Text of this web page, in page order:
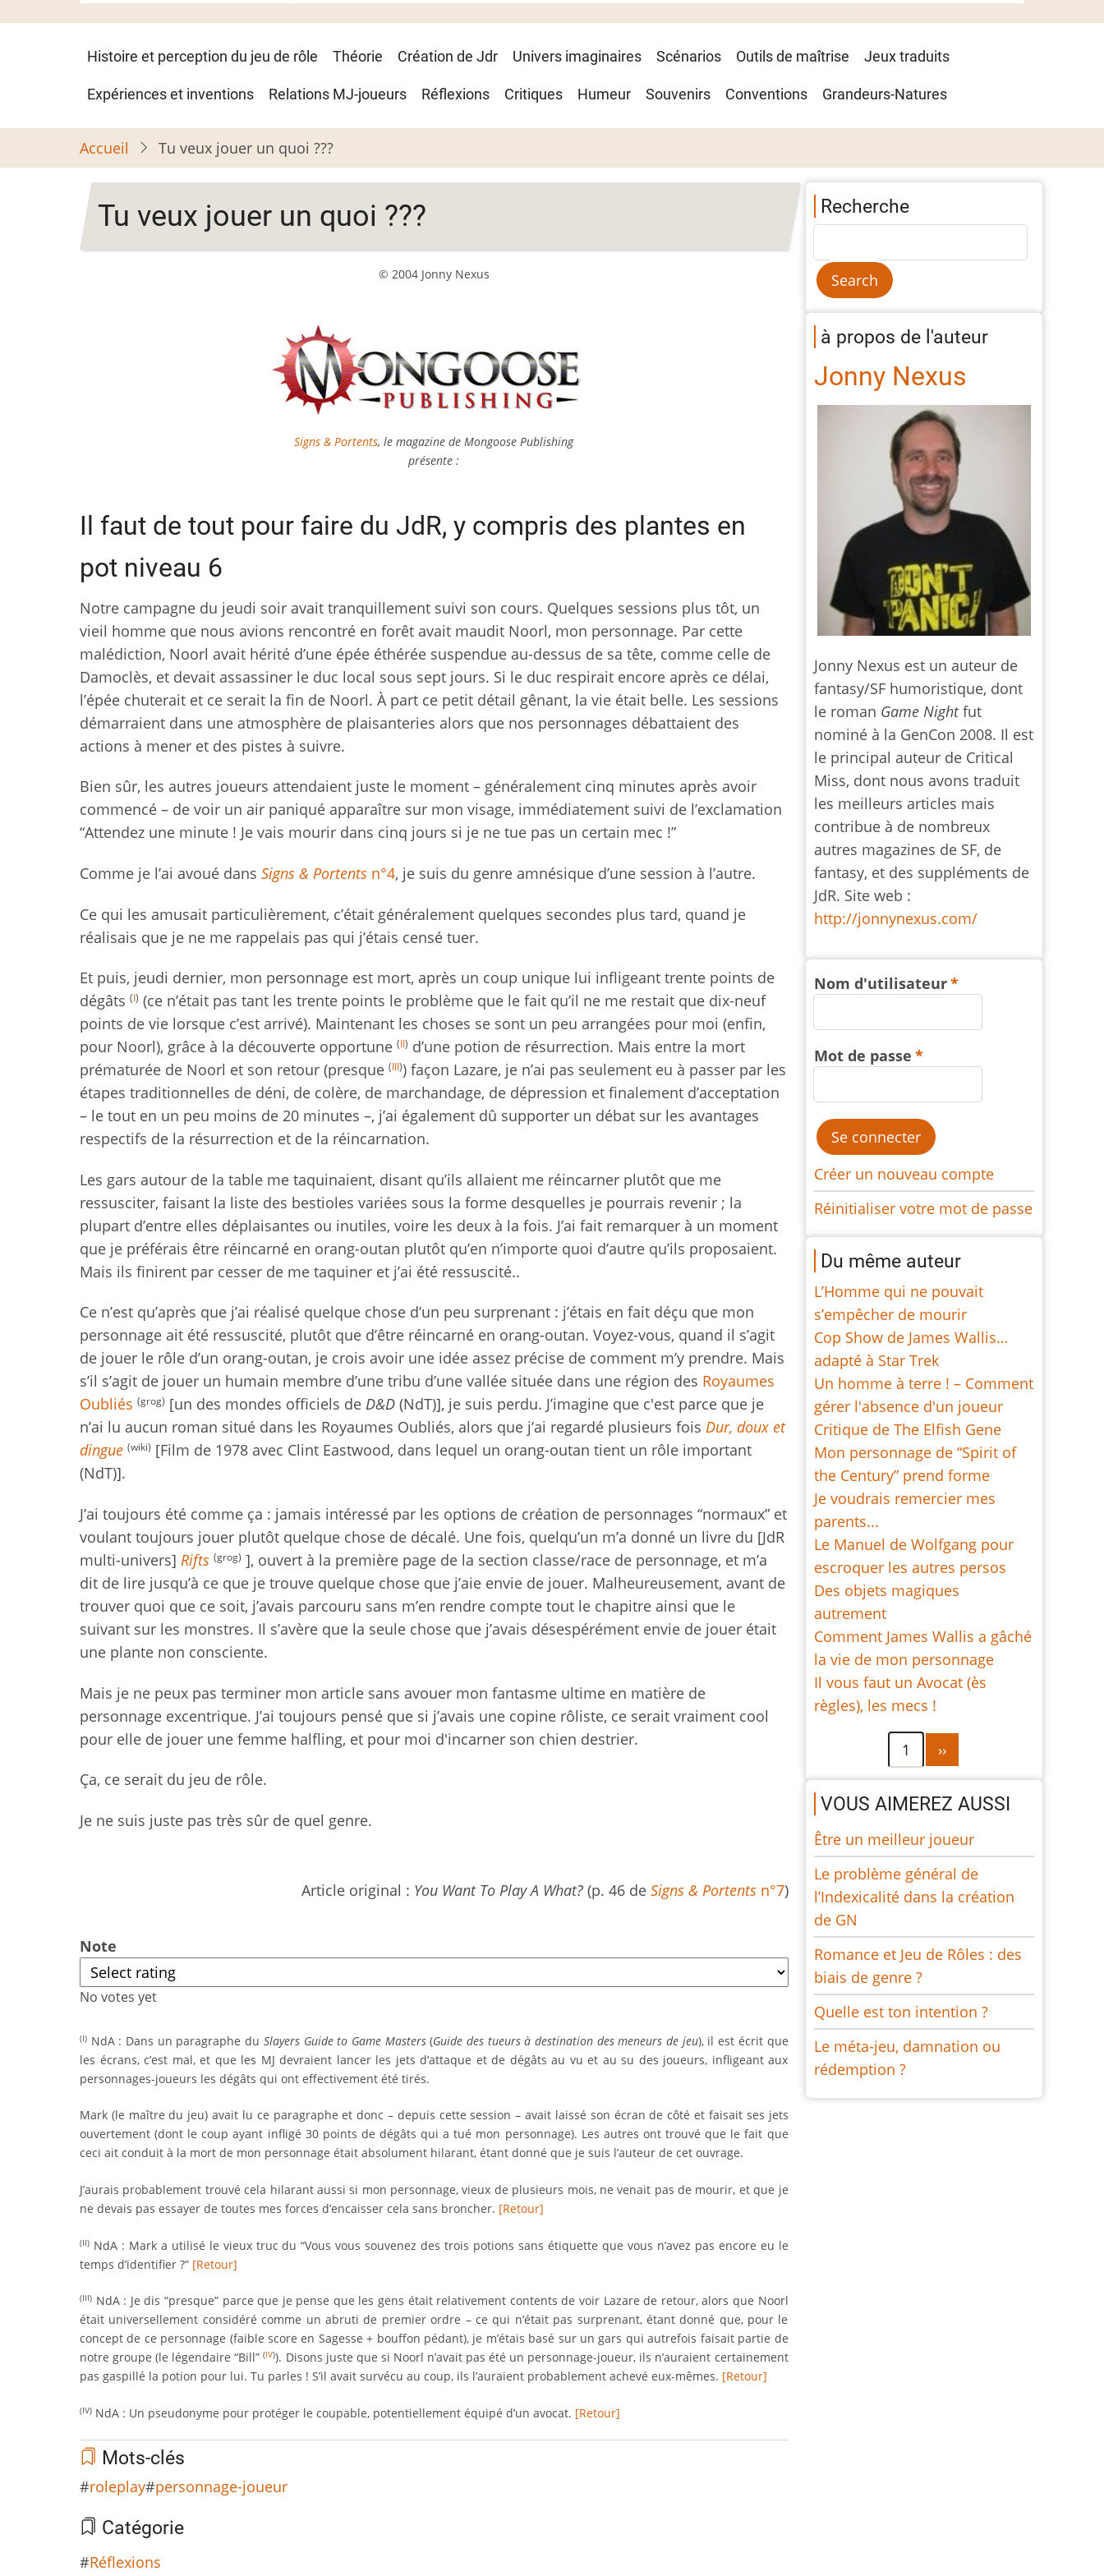
Navigation
principale
Histoire et perception du jeu de rôle Théorie Création de Jdr Univers imaginaires Scénarios Outils de maîtrise Jeux traduits
Expériences et inventions Relations MJ-joueurs Réflexions Critiques Humeur Souvenirs Conventions Grandeurs-Natures
Accueil Tu veux jouer un quoi ???
Tu veux jouer un quoi ???
© 2004 Jonny Nexus
Signs & Portents, le magazine de Mongoose Publishing
présente :
Il faut de tout pour faire du JdR, y compris des plantes en
pot niveau 6
Notre campagne du jeudi soir avait tranquillement suivi son cours. Quelques sessions plus tôt, un
vieil homme que nous avions rencontré en forêt avait maudit Noorl, mon personnage. Par cette
malédiction, Noorl avait hérité d’une épée éthérée suspendue au-dessus de sa tête, comme celle de
Damoclès, et devait assassiner le duc local sous sept jours. Si le duc respirait encore après ce délai,
l’épée chuterait et ce serait la fin de Noorl. À part ce petit détail gênant, la vie était belle. Les sessions
démarraient dans une atmosphère de plaisanteries alors que nos personnages débattaient des
actions à mener et des pistes à suivre.
Bien sûr, les autres joueurs attendaient juste le moment – généralement cinq minutes après avoir
commencé – de voir un air paniqué apparaître sur mon visage, immédiatement suivi de l’exclamation
“Attendez une minute ! Je vais mourir dans cinq jours si je ne tue pas un certain mec !”
Comme je l’ai avoué dans Signs & Portents n°4, je suis du genre amnésique d’une session à l’autre.
Ce qui les amusait particulièrement, c’était généralement quelques secondes plus tard, quand je
réalisais que je ne me rappelais pas qui j’étais censé tuer.
Et puis, jeudi dernier, mon personnage est mort, après un coup unique lui infligeant trente points de
dégâts (I) (ce n’était pas tant les trente points le problème que le fait qu’il ne me restait que dix-neuf
points de vie lorsque c’est arrivé). Maintenant les choses se sont un peu arrangées pour moi (enfin,
pour Noorl), grâce à la découverte opportune (II) d’une potion de résurrection. Mais entre la mort
prématurée de Noorl et son retour (presque (III)) façon Lazare, je n’ai pas seulement eu à passer par les
étapes traditionnelles de déni, de colère, de marchandage, de dépression et finalement d’acceptation
– le tout en un peu moins de 20 minutes –, j’ai également dû supporter un débat sur les avantages
respectifs de la résurrection et de la réincarnation.
Les gars autour de la table me taquinaient, disant qu’ils allaient me réincarner plutôt que me
ressusciter, faisant la liste des bestioles variées sous la forme desquelles je pourrais revenir ; la
plupart d’entre elles déplaisantes ou inutiles, voire les deux à la fois. J’ai fait remarquer à un moment
que je préférais être réincarné en orang-outan plutôt qu’en n’importe quoi d’autre qu’ils proposaient.
Mais ils finirent par cesser de me taquiner et j’ai été ressuscité..
Ce n’est qu’après que j’ai réalisé quelque chose d’un peu surprenant : j’étais en fait déçu que mon
personnage ait été ressuscité, plutôt que d’être réincarné en orang-outan. Voyez-vous, quand il s’agit
de jouer le rôle d’un orang-outan, je crois avoir une idée assez précise de comment m’y prendre. Mais
s’il s’agit de jouer un humain membre d’une tribu d’une vallée située dans une région des Royaumes
Oubliés (grog) [un des mondes officiels de D&D (NdT)], je suis perdu. J’imagine que c'est parce que je
n’ai lu aucun roman situé dans les Royaumes Oubliés, alors que j’ai regardé plusieurs fois Dur, doux et
dingue (wiki) [Film de 1978 avec Clint Eastwood, dans lequel un orang-outan tient un rôle important
(NdT)].
J’ai toujours été comme ça : jamais intéressé par les options de création de personnages “normaux” et
voulant toujours jouer plutôt quelque chose de décalé. Une fois, quelqu’un m’a donné un livre du [JdR
multi-univers] Rifts (grog) ], ouvert à la première page de la section classe/race de personnage, et m’a
dit de lire jusqu’à ce que je trouve quelque chose que j’aie envie de jouer. Malheureusement, avant de
trouver quoi que ce soit, j’avais parcouru sans m’en rendre compte tout le chapitre ainsi que le
suivant sur les monstres. Il s’avère que la seule chose que j’avais désespérément envie de jouer était
une plante non consciente.
Mais je ne peux pas terminer mon article sans avouer mon fantasme ultime en matière de
personnage excentrique. J’ai toujours pensé que si j’avais une copine rôliste, ce serait vraiment cool
pour elle de jouer une femme halfling, et pour moi d'incarner son chien destrier.
Ça, ce serait du jeu de rôle.
Je ne suis juste pas très sûr de quel genre.
Article original : You Want To Play A What?(p. 46 de Signs & Portentsn°7)
Note
No votes yet
(I) NdA : Dans un paragraphe du Slayers Guide to Game Masters(Guide des tueurs à destination des meneurs de jeu), il est écrit que
les écrans, c’est mal, et que les MJ devraient lancer les jets d’attaque et de dégâts au vu et au su des joueurs, infligeant aux
personnages-joueurs les dégâts qui ont effectivement été tirés.
Mark (le maître du jeu) avait lu ce paragraphe et donc – depuis cette session – avait laissé son écran de côté et faisait ses jets
ouvertement (dont le coup ayant infligé 30 points de dégâts qui a tué mon personnage). Les autres ont trouvé que le fait que
ceci ait conduit à la mort de mon personnage était absolument hilarant, étant donné que je suis l’auteur de cet ouvrage.
J’aurais probablement trouvé cela hilarant aussi si mon personnage, vieux de plusieurs mois, ne venait pas de mourir, et que je
ne devais pas essayer de toutes mes forces d’encaisser cela sans broncher. [Retour]
(II) NdA : Mark a utilisé le vieux truc du “Vous vous souvenez des trois potions sans étiquette que vous n’avez pas encore eu le
temps d’identifier ?” [Retour]
(III) NdA : Je dis “presque” parce que je pense que les gens était relativement contents de voir Lazare de retour, alors que Noorl
était universellement considéré comme un abruti de premier ordre – ce qui n’était pas surprenant, étant donné que, pour le
concept de ce personnage (faible score en Sagesse + bouffon pédant), je m’étais basé sur un gars qui autrefois faisait partie de
notre groupe (le légendaire “Bill”(IV)). Disons juste que si Noorl n’avait pas été un personnage-joueur, ils n’auraient certainement
pas gaspillé la potion pour lui. Tu parles ! S’il avait survécu au coup, ils l’auraient probablement achevé eux-mêmes. [Retour]
(IV) NdA : Un pseudonyme pour protéger le coupable, potentiellement équipé d’un avocat. [Retour]
Mots-clés
roleplay personnage-joueur
Catégorie
Réflexions
Recherche
à propos de l'auteur
Jonny Nexus
Jonny Nexus est un auteur de
fantasy/SF humoristique, dont
le roman Game Nightfut
nominé à la GenCon 2008. Il est
le principal auteur de Critical
Miss, dont nous avons traduit
les meilleurs articles mais
contribue à de nombreux
autres magazines de SF, de
fantasy, et des suppléments de
JdR. Site web :
http://jonnynexus.com/
Nom d'utilisateur
Mot de passe
Créer un nouveau compte
Réinitialiser votre mot de passe
Du même auteur
L’Homme qui ne pouvait
s’empêcher de mourir
Cop Show de James Wallis…
adapté à Star Trek
Un homme à terre ! – Comment
gérer l'absence d'un joueur
Critique de The Elfish Gene
Mon personnage de “Spirit of
the Century” prend forme
Je voudrais remercier mes
parents...
Le Manuel de Wolfgang pour
escroquer les autres persos
Des objets magiques
autrement
Comment James Wallis a gâché
la vie de mon personnage
Il vous faut un Avocat (ès
règles), les mecs !
Pagination1
Page
suivante
››
VOUS AIMEREZ AUSSI
Être un meilleur joueur
Le problème général de
l’Indexicalité dans la création
de GN
Romance et Jeu de Rôles : des
biais de genre ?
Quelle est ton intention ?
Le méta-jeu, damnation ou
rédemption ?